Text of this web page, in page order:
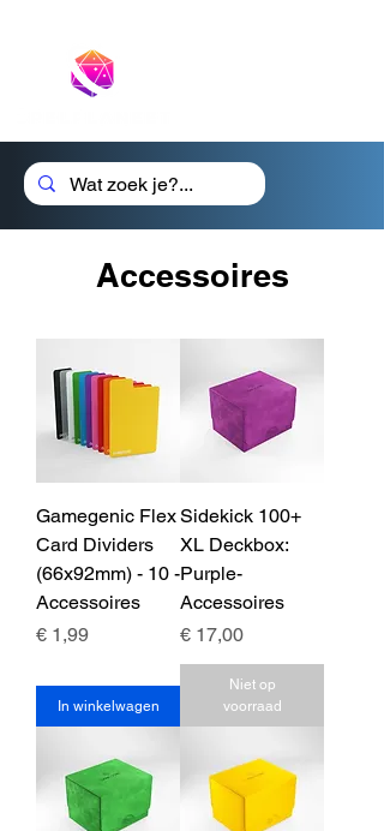
Accessoires
Gamegenic Flex
Card Dividers
(66x92mm) - 10 -
Accessoires
Prijs
€ 1,99
In winkelwagen
Sidekick 100+
XL Deckbox:
Purple-
Accessoires
Prijs
€ 17,00
Niet op
voorraad